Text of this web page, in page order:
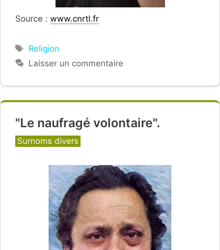
Source : www.cnrtl.fr
Étiquettes
Religion
Laisser un commentaire
"Le naufragé volontaire".
Catégories
Surnoms divers